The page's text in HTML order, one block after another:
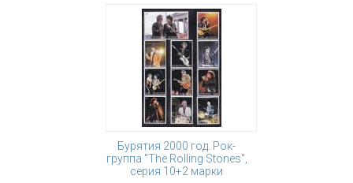
Бурятия 2000 год. Рок-
группа "The Rolling Stones",
серия 10+2 марки